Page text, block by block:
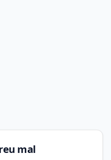
mal